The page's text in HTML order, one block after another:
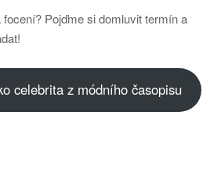
Pojďme si domluvit termín a
celebrita z módního časopisu